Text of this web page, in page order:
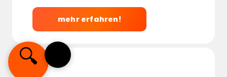
mehr erfahren!
🔍